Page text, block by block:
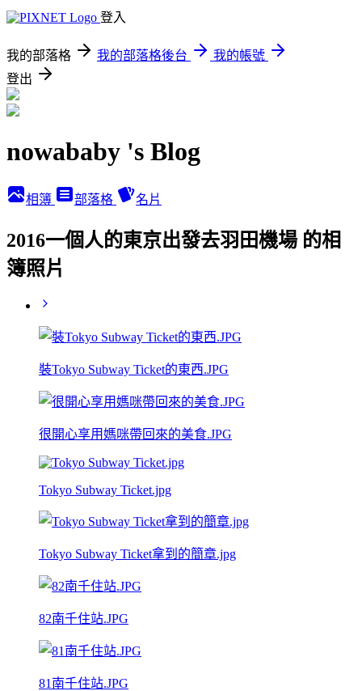
登入
我的部落格 我的部落格後台
我的帳號
登出
nowababy 's Blog
相簿 部落格 名片
2016一個人的東京出發去羽田機場 的相
簿照片
裝Tokyo Subway Ticket的東西.JPG
很開心享用媽咪帶回來的美食.JPG
Tokyo Subway Ticket.jpg
Tokyo Subway Ticket拿到的簡章.jpg
82南千住站.JPG
81南千住站.JPG